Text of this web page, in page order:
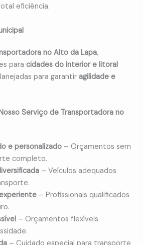
eficiência.
no Alto da Lapa,
para cidades do interior e litoral
para garantir agilidade e
Serviço de Transportadora no
e personalizado – Orçamentos sem
completo.
– Veículos adequados
– Profissionais qualificados
– Orçamentos flexíveis